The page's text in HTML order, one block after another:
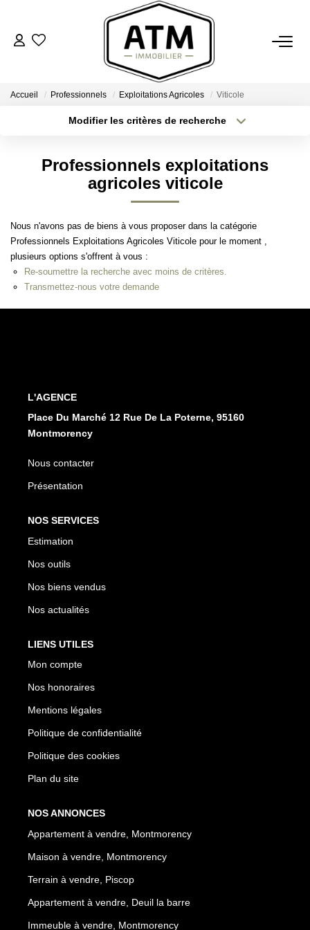
ACHETER
Notre Agence
Nos Engagements
Nos Avis Clients
Accueil Professionnels Exploitations Agricoles Viticole
Modifier les critères de recherche
Type de bien
Surface min
Créer une alerte
Professionnels exploitations
agricoles viticole
Nous n'avons pas de biens à vous proposer dans la catégorie
Professionnels Exploitations Agricoles Viticole pour le moment ,
plusieurs options s'offrent à vous :
Re-soumettre la recherche avec moins de critères.
Transmettez-nous votre demande
L'AGENCE
Place Du Marché 12 Rue De La Poterne, 95160
Montmorency
Nous contacter
Présentation
NOS SERVICES
Estimation
Nos outils
Nos biens vendus
Nos actualités
LIENS UTILES
Mon compte
Nos honoraires
Mentions légales
Politique de confidentialité
Politique des cookies
Plan du site
NOS ANNONCES
Appartement à vendre, Montmorency
Maison à vendre, Montmorency
Terrain à vendre, Piscop
Appartement à vendre, Deuil la barre
Immeuble à vendre, Montmorency